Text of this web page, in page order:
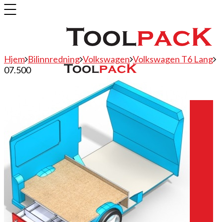
Citroen
Hyundai
Isuzu
Mercedes
Mitsubishi
Nissan
Hjem Bilinnredning Volkswagen Volkswagen T6 Lang
07.500